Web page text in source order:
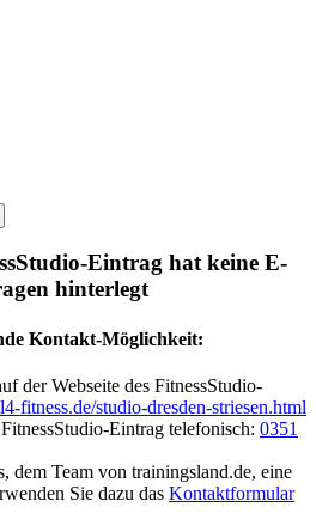
Eintrag hat keine E-
hinterlegt
Kontakt-Möglichkeit:
der Webseite des FitnessStudio-
fitness.de/studio-dresden-striesen.html
Eintrag telefonisch: 0351
dem Team von trainingsland.de, eine
Sie dazu das Kontaktformular